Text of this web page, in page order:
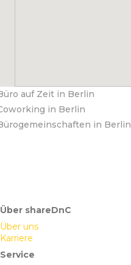
auf Zeit in Berlin
in Berlin
in Berlin
Über shareDnC
Über uns
Karriere
Service